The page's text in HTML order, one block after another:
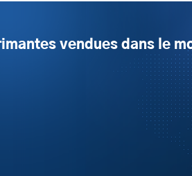
vendues dans le